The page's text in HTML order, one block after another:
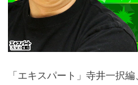
「エキスパート」寺井一択編